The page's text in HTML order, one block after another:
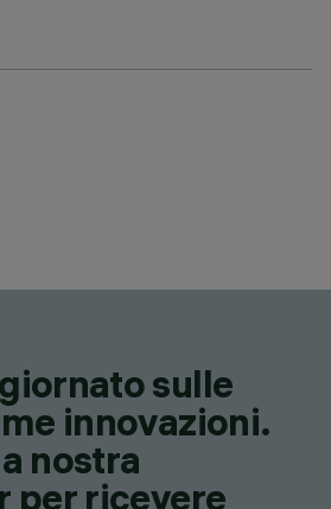
sulle
innovazioni.
nostra
per ricevere